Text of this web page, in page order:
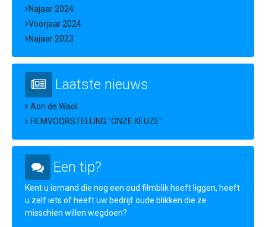
Najaar 2024
Voorjaar 2024
Najaar 2023
Laatste nieuws
Aon de Waol
FILMVOORSTELLING "ONZE KEUZE"
Een tip?
Kent u iemand die nog een oud filmblik heeft liggen, heeft
u zelf iets of heeft uw bedrijf oude blikken die ze
misschien willen wegdoen?